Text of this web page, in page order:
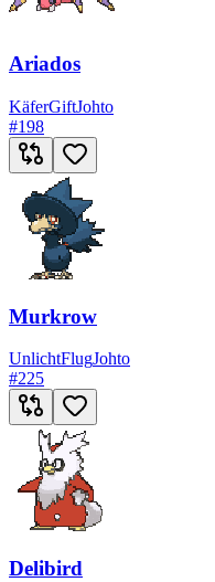
Ariados
KäferGiftJohto
#198
Murkrow
UnlichtFlugJohto
#225
Delibird